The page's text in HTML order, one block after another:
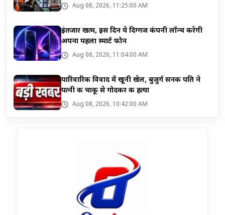
Aug 08, 2026, 11:25:00 AM
इंतजार खत्म, इस दिन ये दिग्गज कंपनी लॉन्च करेगी
अपना पहला स्मार्ट फोन
Aug 08, 2026, 11:04:00 AM
पारिवारिक विवाद में खूनी खेल, बुजुर्ग सनकी पति ने
पत्नी की चाकू से गोदकर की हत्या
Aug 08, 2026, 10:42:00 AM